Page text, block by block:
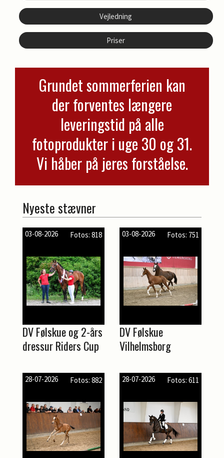
Vejledning
Priser
Grundet sommerferien kan
der forventes længere
leveringstid på alle
fotoprodukter i uge 30 og 31.
Vi håber på jeres forståelse.
Nyeste stævner
03-08-2026 Fotos: 818
DV Følskue og 2-års
dressur Riders Cup
03-08-2026 Fotos: 751
DV Følskue
Vilhelmsborg
28-07-2026 Fotos: 882 28-07-2026 Fotos: 611